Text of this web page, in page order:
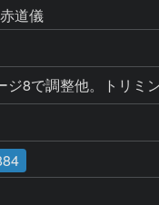
道儀
8で調整他。トリミ